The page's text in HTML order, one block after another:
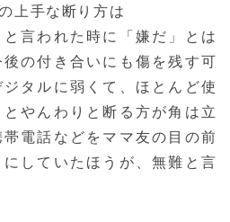
上手な断り方は
言われた時に「嫌だ」とは
の付き合いにも傷を残す可
タルに弱くて、ほとんど使
やんわりと断る方が角は立
電話などをママ友の目の前
していたほうが、無難と言